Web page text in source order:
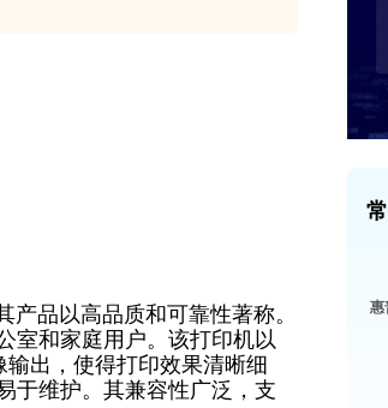
品以高品质和可靠性著称。
室和家庭用户。该打印机以
出，使得打印效果清晰细
于维护。其兼容性广泛，支
惠